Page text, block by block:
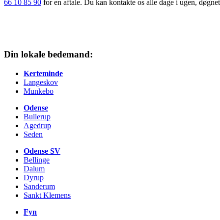
66 10 85 90 for en aftale. Du kan kontakte os alle dage i ugen,
Din lokale bedemand:
Kerteminde
Langeskov
Munkebo
Odense
Bullerup
Agedrup
Seden
Odense SV
Bellinge
Dalum
Dyrup
Sanderum
Sankt Klemens
Fyn